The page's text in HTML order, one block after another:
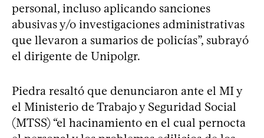
personal, incluso aplicando sanciones
abusivas y/o investigaciones administrativas
que llevaron a sumarios de policías”, subrayó
el dirigente de Unipolgr.
Piedra resaltó que denunciaron ante el MI y
el Ministerio de Trabajo y Seguridad Social
(MTSS) “el hacinamiento en el cual pernocta